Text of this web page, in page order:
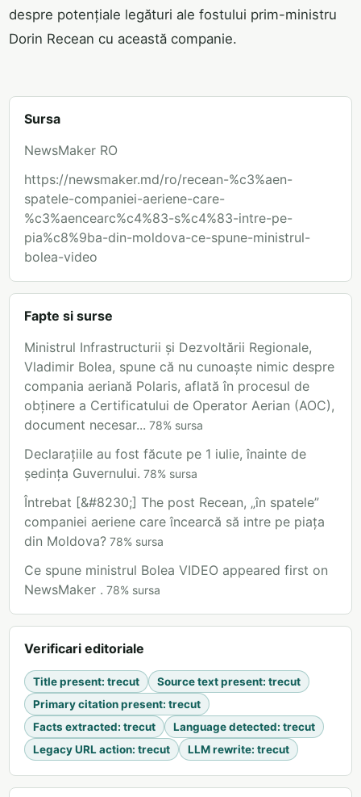
despre potențiale legături ale fostului prim-ministru
Dorin Recean cu această companie.
Sursa
NewsMaker RO
https://newsmaker.md/ro/recean-%c3%aen-
spatele-companiei-aeriene-care-
%c3%aencearc%c4%83-s%c4%83-intre-pe-
pia%c8%9ba-din-moldova-ce-spune-ministrul-
bolea-video
Fapte si surse
Ministrul Infrastructurii și Dezvoltării Regionale,
Vladimir Bolea, spune că nu cunoaște nimic despre
compania aeriană Polaris, aflată în procesul de
obținere a Certificatului de Operator Aerian (AOC),
document necesar... 78% sursa
Declarațiile au fost făcute pe 1 iulie, înainte de
ședința Guvernului. 78% sursa
Întrebat [&#8230;] The post Recean, „în spatele”
companiei aeriene care încearcă să intre pe piața
din Moldova? 78% sursa
Ce spune ministrul Bolea VIDEO appeared first on
NewsMaker . 78% sursa
Verificari editoriale
Title present: trecut Source text present: trecut
Primary citation present: trecut
Facts extracted: trecut Language detected: trecut
Legacy URL action: trecut LLM rewrite: trecut